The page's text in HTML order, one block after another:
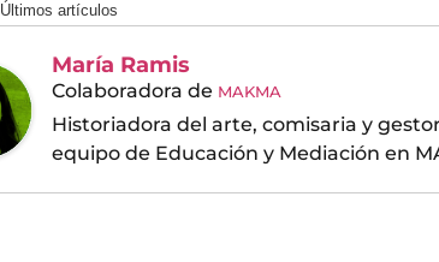
Últimos artículos
María Ramis
Colaboradora de MAKMA
Historiadora del arte, comisaria y
equipo de Educación y Mediación en